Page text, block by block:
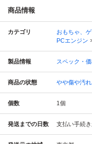
商品情報
カテゴリ おもちゃ、
PCエンジン
製品情報 スペック・
商品の状態 やや傷や汚れ
個数 1個
発送までの日数 支払い手続